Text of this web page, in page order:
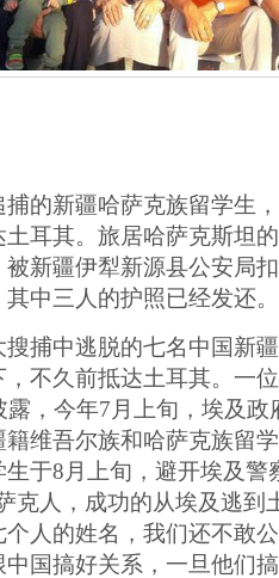
的新疆哈萨克族留学生
耳其。旅居哈萨克斯坦
新疆伊犁新源县公安局
中三人的护照已经发还。
捕中逃脱的七名中国新
不久前抵达土耳其。一
露，今年7月上旬，埃及
维吾尔族和哈萨克族留
于8月上旬，避开埃及警
克人，成功的从埃及逃到
人的姓名，我们还不敢
国搞好关系，一旦他们